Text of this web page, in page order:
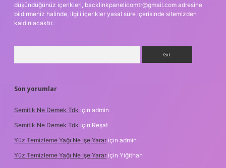
düşündüğünüz içerikleri, backlinkpanelicomtr@gmail.com adresine
bildirmeniz halinde, ilgili içerikler yasal süre içerisinde sitemizden
kaldırılacaktır.
Son yorumlar
Semitik Ne Demek Tdk için admin
Semitik Ne Demek Tdk için Reşat
Yüz Temizleme Yağı Ne Işe Yarar için admin
Yüz Temizleme Yağı Ne Işe Yarar için Yiğithan